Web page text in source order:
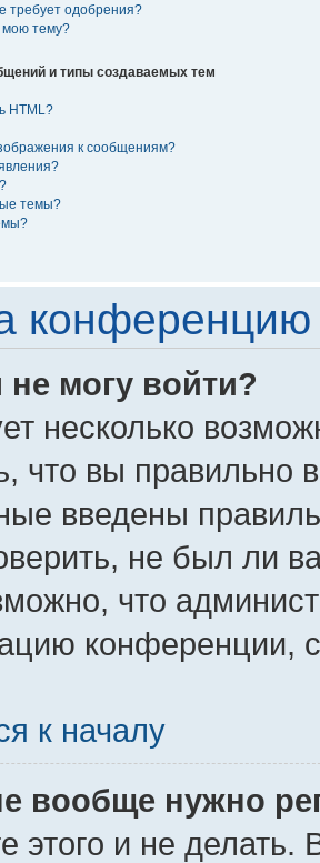
требует одобрения?
мою тему?
и типы создаваемых тем
HTML?
к сообщениям?
темы?
конференцию
могу войти?
несколько
что вы правильно
введены
не был ли
что
конференции,
к началу
вообще нужно
этого и не делать.